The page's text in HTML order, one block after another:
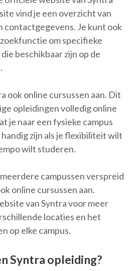
vind je een overzicht van
contactgegevens. Je kunt ook
om specifieke
beschikbaar zijn op de
ook online cursussen aan. Dit
opleidingen volledig online
je naar een fysieke campus
zijn als je flexibiliteit wilt
wilt studeren.
campussen verspreid
online cursussen aan.
van Syntra voor meer
locaties en het
op elke campus.
Syntra opleiding?